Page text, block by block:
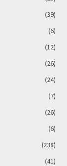
(39)
(6)
(12)
(26)
(24)
(7)
(26)
(6)
(238)
(41)